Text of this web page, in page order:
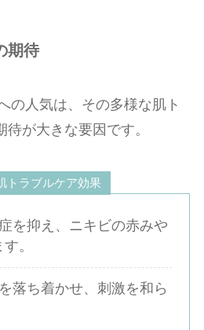
期待
の人気は、その多様な肌ト
が大きな要因です。
トラブルケア効果
を抑え、ニキビの赤みや
。
落ち着かせ、刺激を和ら